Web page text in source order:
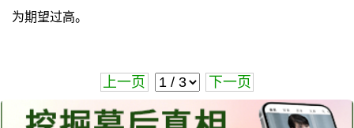
为期望过高。
上一页 下一页